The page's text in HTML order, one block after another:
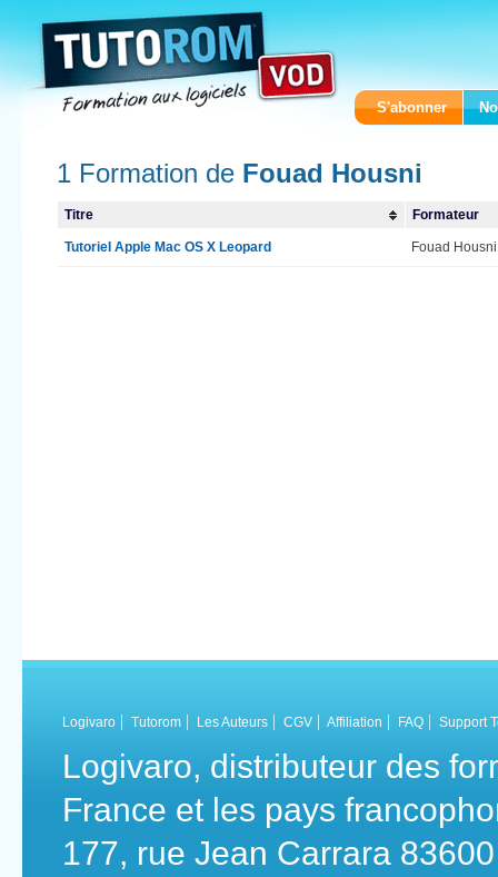
S'abonner
1 Formation de Fouad Housni
Titre Formateur
Tutoriel Apple Mac OS X Leopard Fouad Housni
Logivaro Tutorom Les Auteurs CGV Affiliation FAQ Support
Logivaro, distributeur des
France et les pays
177, rue Jean Carrara